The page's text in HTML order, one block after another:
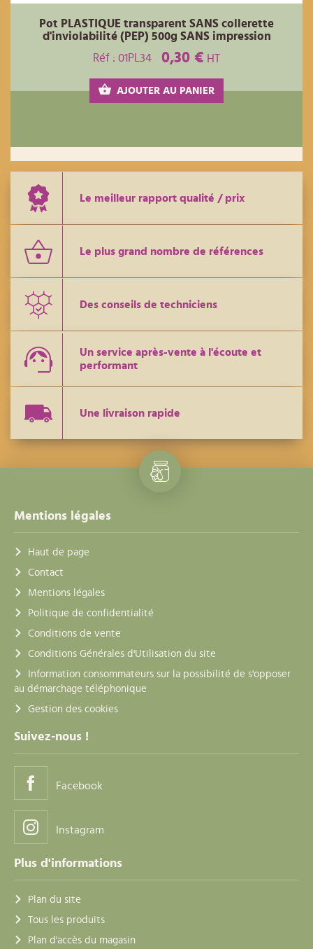
Pot PLASTIQUE transparent SANS collerette
d'inviolabilité (PEP) 500g SANS impression
Réf : 01PL34
0,30 € HT
AJOUTER AU PANIER
Le meilleur rapport qualité / prix
Le plus grand nombre de références
Des conseils de techniciens
Un service après-vente à l'écoute et
performant
Une livraison rapide
Mentions légales
Haut de page
Contact
Mentions légales
Politique de confidentialité
Conditions de vente
Conditions Générales d'Utilisation du site
Information consommateurs sur la possibilité de s'opposer
au démarchage téléphonique
Gestion des cookies
Suivez-nous !
Facebook
Instagram
Plus d'informations
Plan du site
Tous les produits
Plan d'accès du magasin